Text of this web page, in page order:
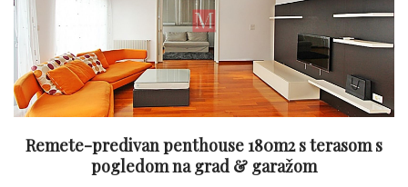
Remete-predivan penthouse 180m2 s terasom s
pogledom na grad & garažom